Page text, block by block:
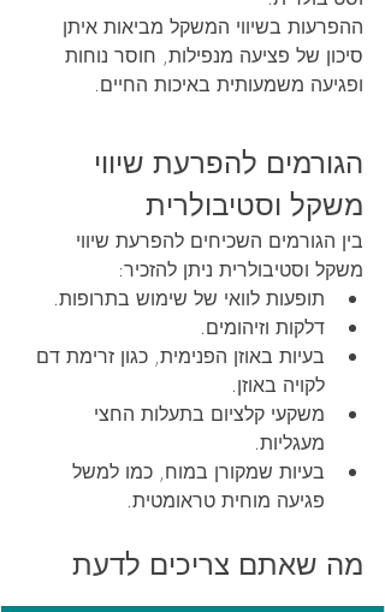
ההפרעות בשיווי המשקל מביאות איתן
סיכון של פציעה מנפילות, חוסר נוחות
ופגיעה משמעותית באיכות החיים.
הגורמים להפרעת שיווי
משקל וסטיבולרית
בין הגורמים השכיחים להפרעת שיווי
משקל וסטיבולרית ניתן להזכיר:
תופעות לוואי של שימוש בתרופות.
דלקות וזיהומים.
בעיות באוזן הפנימית, כגון זרימת דם
לקויה באוזן.
משקעי קלציום בתעלות החצי
מעגליות.
בעיות שמקורן במוח, כמו למשל
פגיעה מוחית טראומטית.
מה שאתם צריכים לדעת